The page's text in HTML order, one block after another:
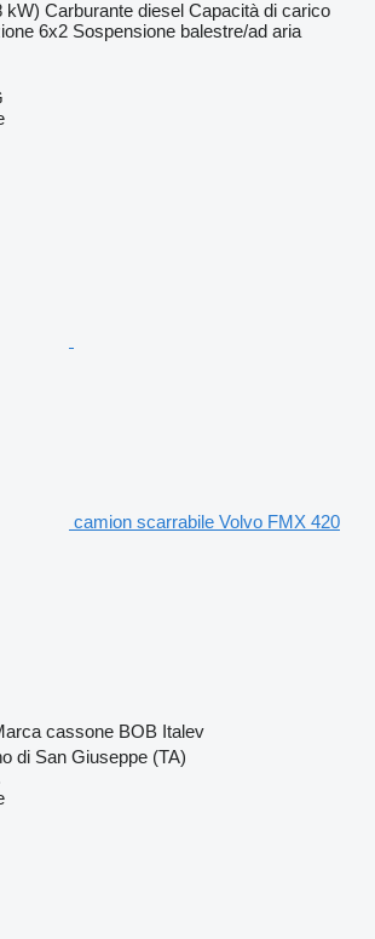
kW) Carburante diesel Capacità di carico
6x2 Sospensione balestre/ad aria
camion scarrabile Volvo FMX 420
cassone BOB Italev
di San Giuseppe (TA)